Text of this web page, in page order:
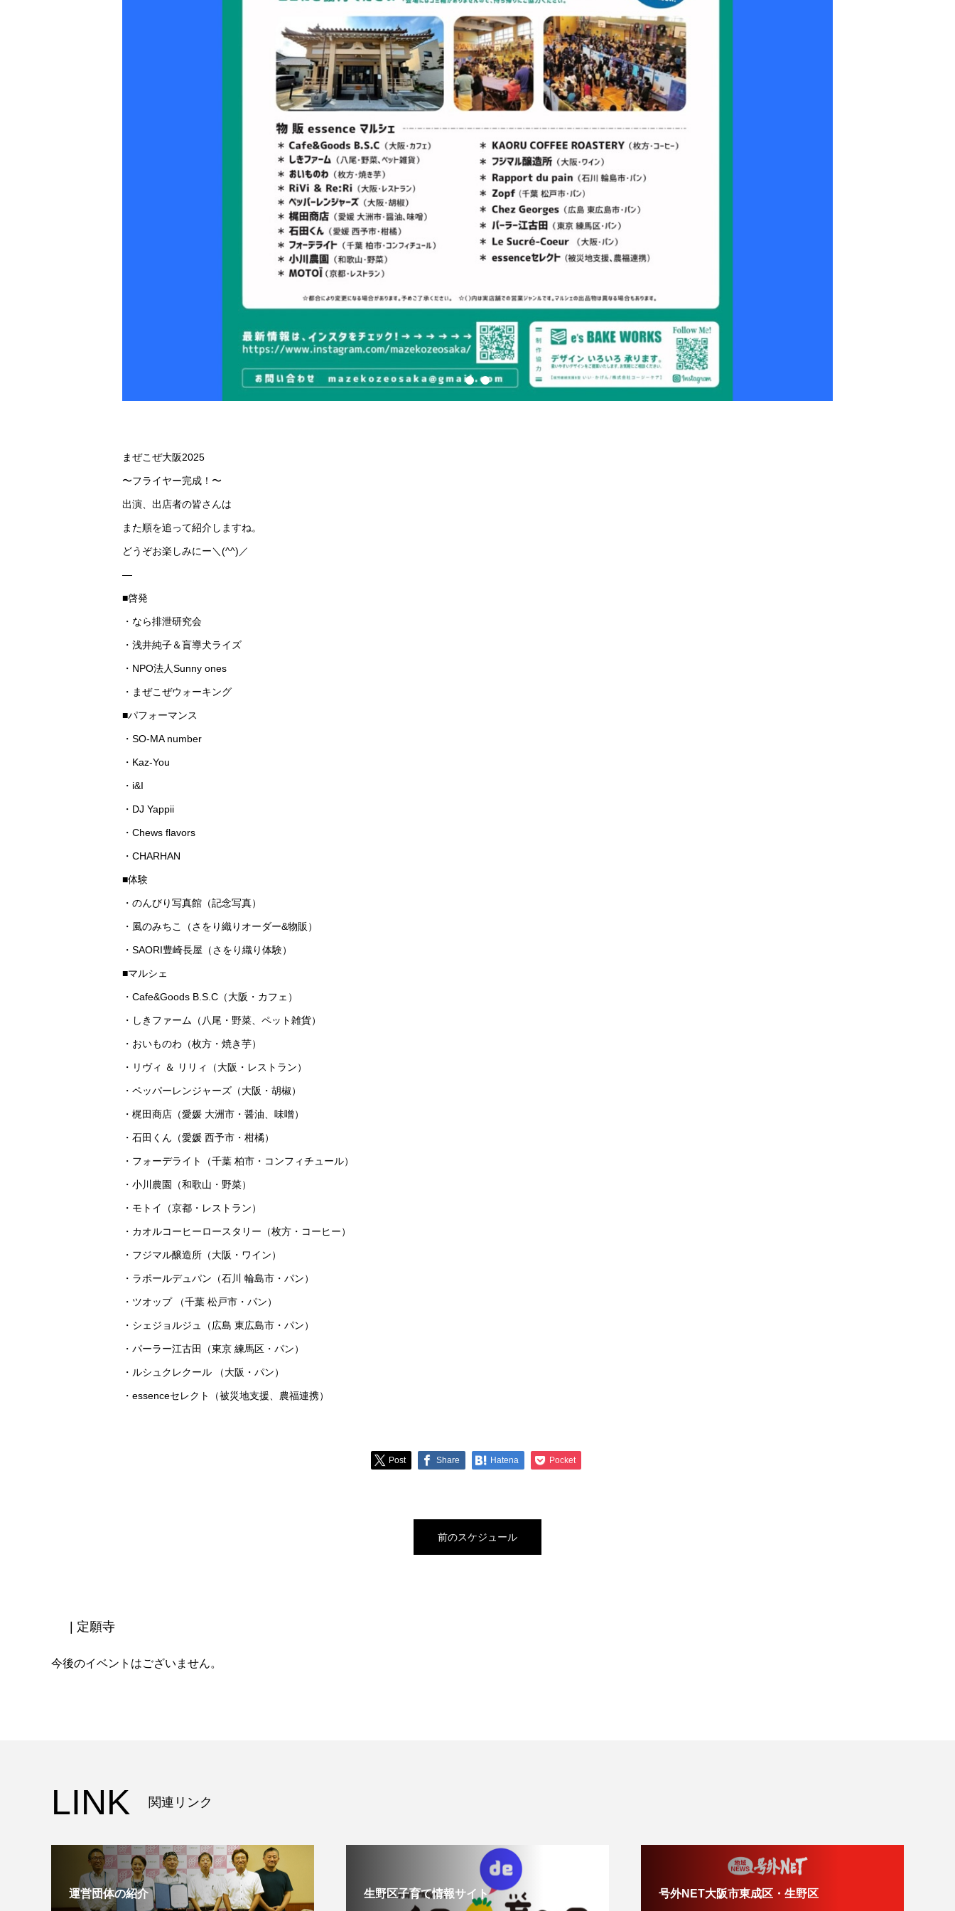
まぜこぜ大阪2025
〜フライヤー完成！〜
出演、出店者の皆さんは
また順を追って紹介しますね。
どうぞお楽しみにー＼(^^)／
—
■啓発
・なら排泄研究会
・浅井純子＆盲導犬ライズ
・NPO法人Sunny ones
・まぜこぜウォーキング
■パフォーマンス
・SO-MA number
・Kaz-You
・i&I
・DJ Yappii
・Chews flavors
・CHARHAN
■体験
・のんびり写真館（記念写真）
・風のみちこ（さをり織りオーダー&物販）
・SAORI豊崎長屋（さをり織り体験）
■マルシェ
・Cafe&Goods B.S.C（大阪・カフェ）
・しきファーム（八尾・野菜、ペット雑貨）
・おいものわ（枚方・焼き芋）
・リヴィ ＆ リリィ（大阪・レストラン）
・ペッパーレンジャーズ（大阪・胡椒）
・梶田商店（愛媛 大洲市・醤油、味噌）
・石田くん（愛媛 西予市・柑橘）
・フォーデライト（千葉 柏市・コンフィチュール）
・小川農園（和歌山・野菜）
・モトイ（京都・レストラン）
・カオルコーヒーロースタリー（枚方・コーヒー）
・フジマル醸造所（大阪・ワイン）
・ラポールデュパン（石川 輪島市・パン）
・ツオップ （千葉 松戸市・パン）
・シェジョルジュ（広島 東広島市・パン）
・パーラー江古田（東京 練馬区・パン）
・ルシュクレクール （大阪・パン）
・essenceセレクト（被災地支援、農福連携）
Post Share Hatena Pocket
前のスケジュール
| 定願寺
今後のイベントはございません。
LINK 関連リンク
運営団体の紹介 生野区子育て情報サイト 号外NET大阪市東成区・生野区